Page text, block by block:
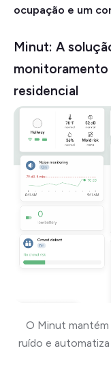
ocupação e um
Minut: A
residencial
O Minut
ruído e